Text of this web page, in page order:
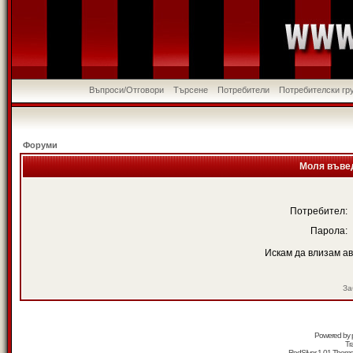
Въпроси/Отговори Търсене Потребители Потребителски
Форуми
Моля
Потребител:
Парола:
Искам да влизам
Powered by